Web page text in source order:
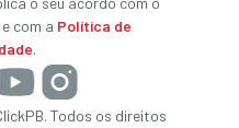
e com a Política de
.
Todos os direitos